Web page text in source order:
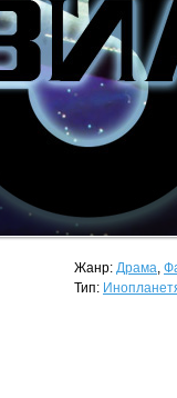
Жанр: Драма,
Тип: